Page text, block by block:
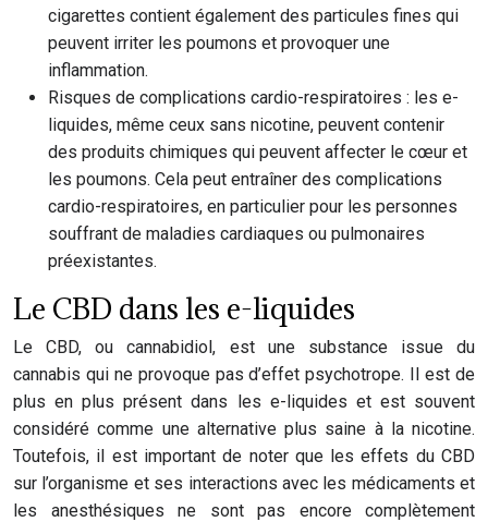
cigarettes contient également des particules fines qui
peuvent irriter les poumons et provoquer une
inflammation.
Risques de complications cardio-respiratoires : les e-
liquides, même ceux sans nicotine, peuvent contenir
des produits chimiques qui peuvent affecter le cœur et
les poumons. Cela peut entraîner des complications
cardio-respiratoires, en particulier pour les personnes
souffrant de maladies cardiaques ou pulmonaires
préexistantes.
Le CBD dans les e-liquides
Le CBD, ou cannabidiol, est une substance issue du
cannabis qui ne provoque pas d’effet psychotrope. Il est de
plus en plus présent dans les e-liquides et est souvent
considéré comme une alternative plus saine à la nicotine.
Toutefois, il est important de noter que les effets du CBD
sur l’organisme et ses interactions avec les médicaments et
les anesthésiques ne sont pas encore complètement